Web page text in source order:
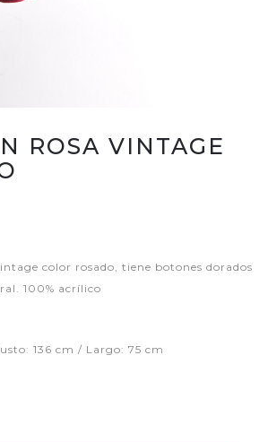
ROSA VINTAGE
color rosado, tiene botones dorados
100% acrílico
136 cm / Largo: 75 cm